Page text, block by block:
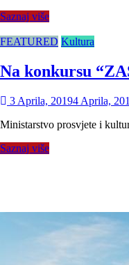
Saznaj više
FEATURED Kultura
Na konkursu
3 Aprila, 20194 Aprila,
Ministarstvo prosvjete i
Saznaj više